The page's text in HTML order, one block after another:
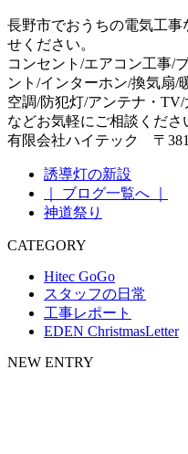
長野市でおうちの電気工事
せください。
コンセント/エアコン工事/
ント/インターホン/換気扇/
空調/防犯灯/アンテナ・
などお気軽にご相談くださ
有限会社ハイテック 〒
誘導灯の新設
｜ ブログ一覧へ ｜
神道祭り
CATEGORY
Hitec GoGo
スタッフの日常
工事レポート
EDEN ChristmasLetter
NEW ENTRY